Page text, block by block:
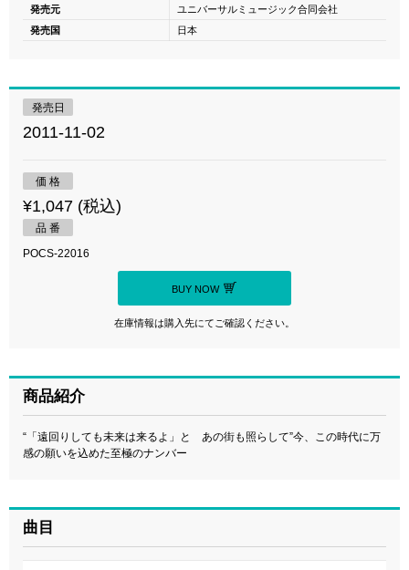
発売元
ユニバーサルミュージック合同会社
発売国
日本
発売日
2011-11-02
価 格
¥1,047 (税込)
品 番
POCS-22016
BUY NOW
在庫情報は購入先にてご確認ください。
商品紹介
“「遠回りしても未来は来るよ」と あの街も照らして”今、この時代に万
感の願いを込めた至極のナンバー
曲目